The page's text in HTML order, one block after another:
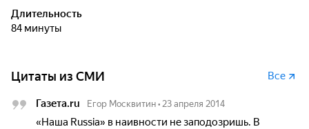
Длительность
84 минуты
Цитаты из СМИ Все
Газета.ru Егор Москвитин • 23 апреля 2014
«Наша Russia» в наивности не заподозришь. В